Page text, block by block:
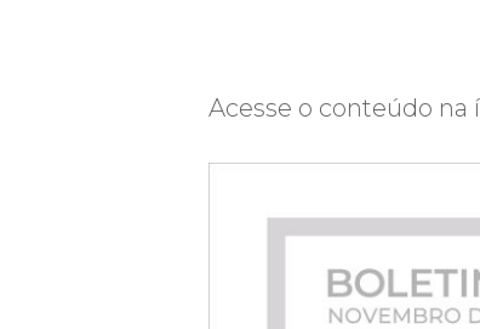
Acesse o conteúdo na